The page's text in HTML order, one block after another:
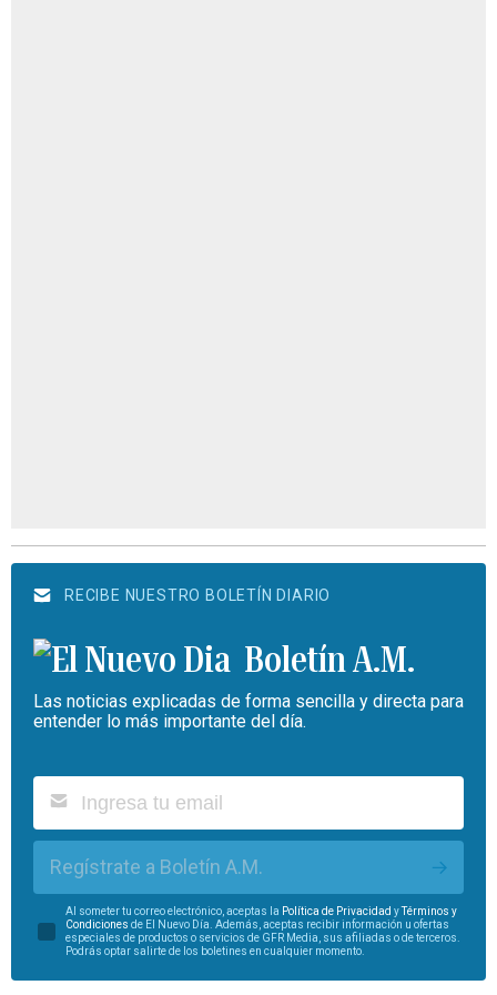
RECIBE NUESTRO BOLETÍN DIARIO
Boletín A.M.
Las noticias explicadas de forma sencilla y directa para
entender lo más importante del día.
Regístrate a Boletín A.M.
Al someter tu correo electrónico, aceptas la Política de Privacidad yTérminos y
Condiciones de El Nuevo Día. Además, aceptas recibir información u ofertas
especiales de productos o servicios de GFR Media, sus afiliadas o de terceros.
Podrás optar salirte de los boletines en cualquier momento.